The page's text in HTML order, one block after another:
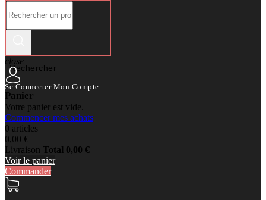
Rechercher
close
Se Connecter Mon Compte
Panier
Votre panier est vide.
Commencer mes achats
0 articles
0,00 €
Livraison Total 0,00 €
Voir le panier
Commander